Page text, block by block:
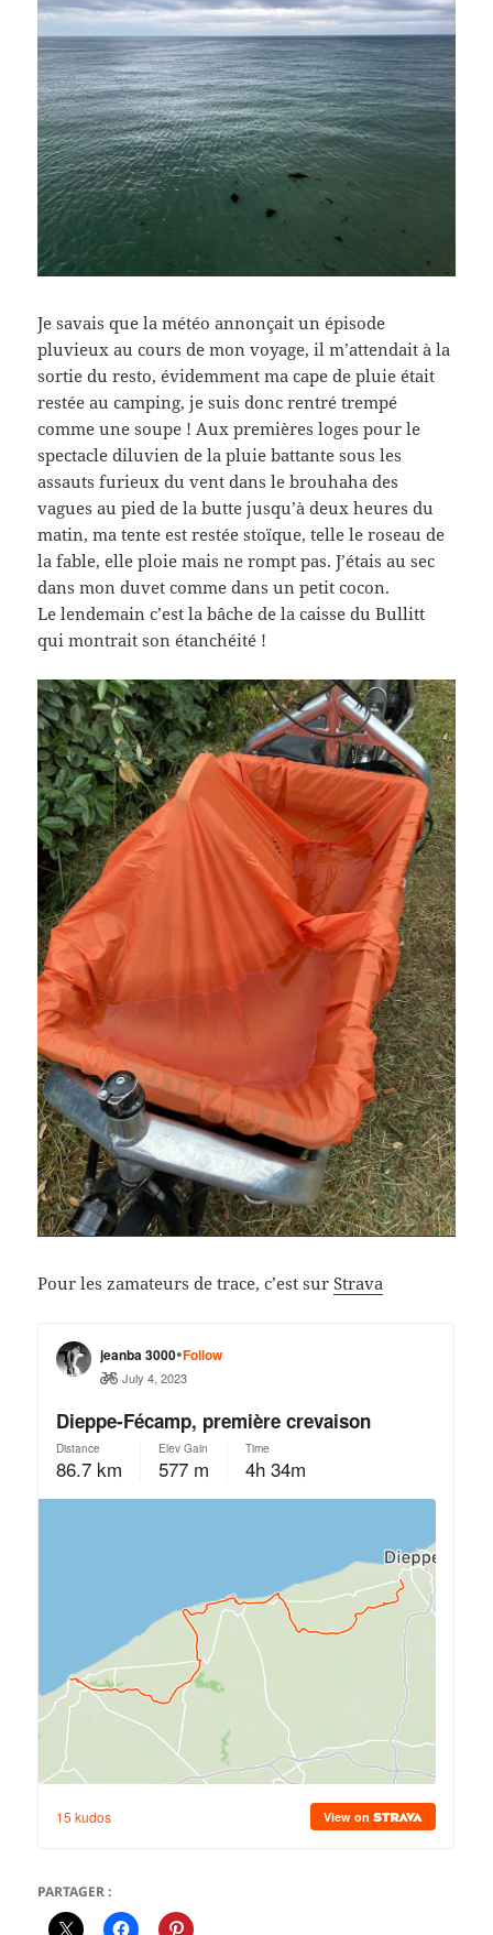
Je savais que la météo annonçait un épisode
pluvieux au cours de mon voyage, il m’attendait à la
sortie du resto, évidemment ma cape de pluie était
restée au camping, je suis donc rentré trempé
comme une soupe ! Aux premières loges pour le
spectacle diluvien de la pluie battante sous les
assauts furieux du vent dans le brouhaha des
vagues au pied de la butte jusqu’à deux heures du
matin, ma tente est restée stoïque, telle le roseau de
la fable, elle ploie mais ne rompt pas. J’étais au sec
dans mon duvet comme dans un petit cocon.
Le lendemain c’est la bâche de la caisse du Bullitt
qui montrait son étanchéité !
Pour les zamateurs de trace, c’est surStrava
PARTAGER :